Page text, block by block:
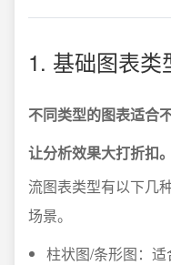
1. 基础图表类
不同类型的图表适合
让分析效果大打折扣。
流图表类型有以下几
场景。
柱状图/条形图：